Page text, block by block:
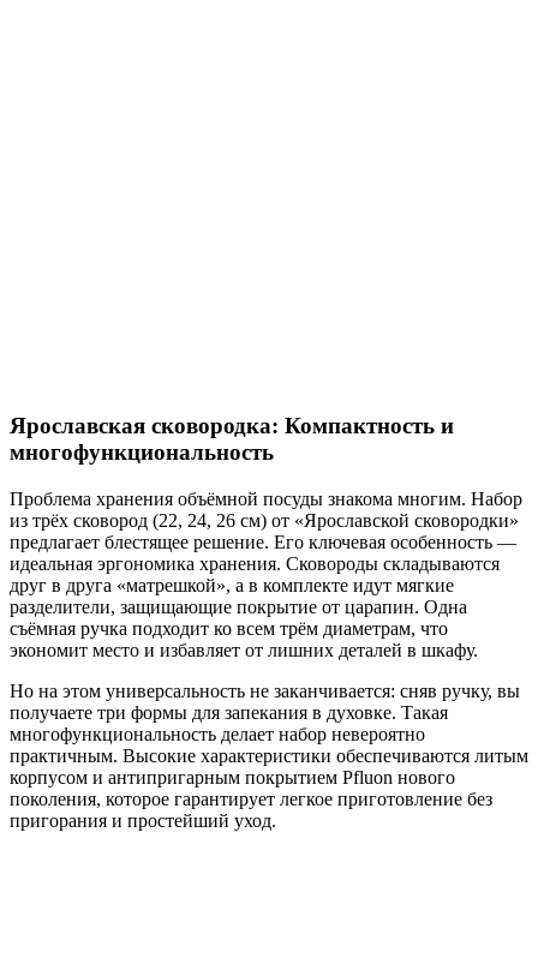
Ярославская сковородка: Компактность и
многофункциональность
Проблема хранения объёмной посуды знакома многим. Набор
из трёх сковород (22, 24, 26 см) от «Ярославской сковородки»
предлагает блестящее решение. Его ключевая особенность —
идеальная эргономика хранения. Сковороды складываются
друг в друга «матрешкой», а в комплекте идут мягкие
разделители, защищающие покрытие от царапин. Одна
съёмная ручка подходит ко всем трём диаметрам, что
экономит место и избавляет от лишних деталей в шкафу.
Но на этом универсальность не заканчивается: сняв ручку, вы
получаете три формы для запекания в духовке. Такая
многофункциональность делает набор невероятно
практичным. Высокие характеристики обеспечиваются литым
корпусом и антипригарным покрытием Pfluon нового
поколения, которое гарантирует легкое приготовление без
пригорания и простейший уход.